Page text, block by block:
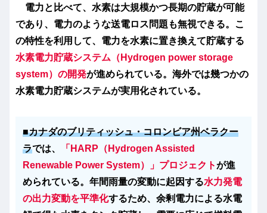
電力と比べて、水素は大規模かつ長期の貯蔵が可能
であり、電力のような送電ロス問題も無視できる。こ
の特性を利用して、電力を水素に置き換えて貯蔵する
水素電力貯蔵システム（Hydrogen power storage
system）の開発が進められている。海外では幾つかの
水素電力貯蔵システムが実用化されている。
■カナダのブリティッシュ・コロンビア州ベラクー
ラでは、
「HARP（Hydrogen Assisted
Renewable Power System）」プロジェクトが進
められている。年間雨量の変動に起因する水力発電
の出力変動を平準化するため、余剰電力による水電